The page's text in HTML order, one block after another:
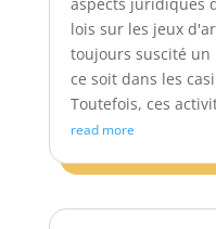
lois sur les jeux
toujours suscité
ce soit dans les
Toutefois, ces
read more